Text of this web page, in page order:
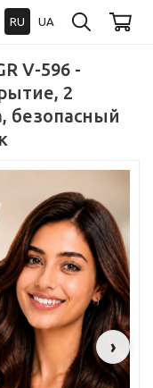
RU UA
V-596 -
2
безопасный
›